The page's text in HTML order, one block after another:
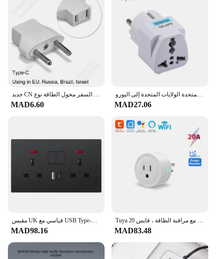
جديد CN الولايات المتحدة إلى الاتحاد الأوروبي محول القابس محول التيار المتردد الصين الأمريكية إلى الاتحاد الأوروبي اليورو أوروبا السفر محول الطاقة نوع C المكونات الكهربائية المقبس
MAD6.60
أسود الاتحاد الأوروبي محول القابس الدولي العالمي الاتحاد الأفريقي المملكة المتحدة الولايات المتحدة إلى اليورو KR RU الفرنسية محول السفر محول كهربائي مقبس الطاقة
MAD27.06
مقبس UK قياسي مع USB Type-C 5V 2.1A، لوحة بلاستيكية 146*86 مم، منافذ كهربائية مزدوجة مع مفاتيح قابس USB في المملكة المتحدة
MAD98.16
Tuya مقبس واي فاي ذكي مع مراقبة الطاقة ، قابس 20A ، توقيت ، تحكم صوتي ، دعم اليكزا ، جوجل المنزل ، لنا ، كندا ، المكسيك ، بيرو ، اليابان
MAD83.48